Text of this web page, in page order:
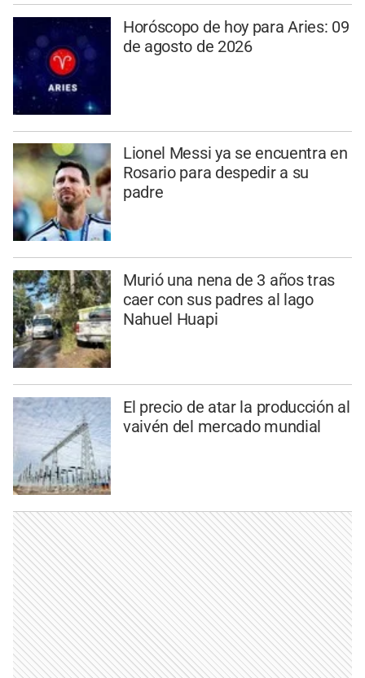
Horóscopo de hoy para Aries: 09
de agosto de 2026
Lionel Messi ya se encuentra en
Rosario para despedir a su
padre
Murió una nena de 3 años tras
caer con sus padres al lago
Nahuel Huapi
El precio de atar la producción al
vaivén del mercado mundial